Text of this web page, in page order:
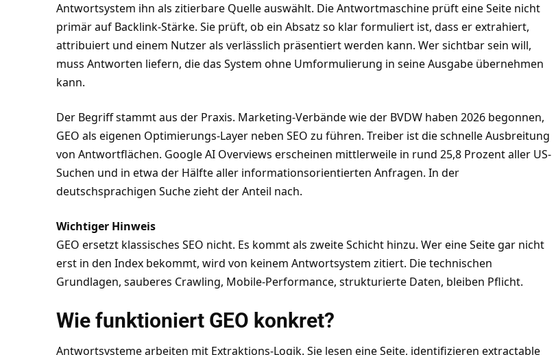
Antwortsystem ihn als zitierbare Quelle auswählt. Die Antwortmaschine prüft eine Seite nicht
primär auf Backlink-Stärke. Sie prüft, ob ein Absatz so klar formuliert ist, dass er extrahiert,
attribuiert und einem Nutzer als verlässlich präsentiert werden kann. Wer sichtbar sein will,
muss Antworten liefern, die das System ohne Umformulierung in seine Ausgabe übernehmen
kann.
Der Begriff stammt aus der Praxis. Marketing-Verbände wie der BVDW haben 2026 begonnen,
GEO als eigenen Optimierungs-Layer neben SEO zu führen. Treiber ist die schnelle Ausbreitung
von Antwortflächen. Google AI Overviews erscheinen mittlerweile in rund 25,8 Prozent aller US-
Suchen und in etwa der Hälfte aller informationsorientierten Anfragen. In der
deutschsprachigen Suche zieht der Anteil nach.
Wichtiger Hinweis
GEO ersetzt klassisches SEO nicht. Es kommt als zweite Schicht hinzu. Wer eine Seite gar nicht
erst in den Index bekommt, wird von keinem Antwortsystem zitiert. Die technischen
Grundlagen, sauberes Crawling, Mobile-Performance, strukturierte Daten, bleiben Pflicht.
Wie funktioniert GEO konkret?
Antwortsysteme arbeiten mit Extraktions-Logik. Sie lesen eine Seite, identifizieren extractable